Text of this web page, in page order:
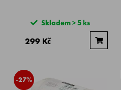
Skladem > 5 ks
299 Kč
-27%